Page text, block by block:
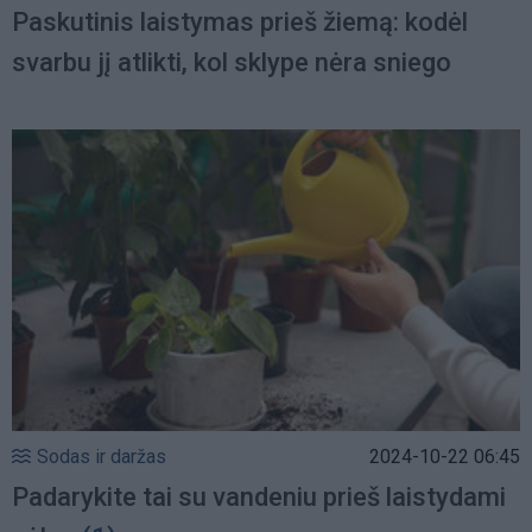
Paskutinis laistymas prieš žiemą: kodėl
svarbu jį atlikti, kol sklype nėra sniego
Sodas ir daržas 2024-10-22 06:45
Padarykite tai su vandeniu prieš laistydami